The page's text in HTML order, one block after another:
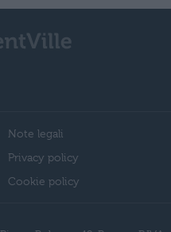
Note legali
Privacy policy
Cookie policy